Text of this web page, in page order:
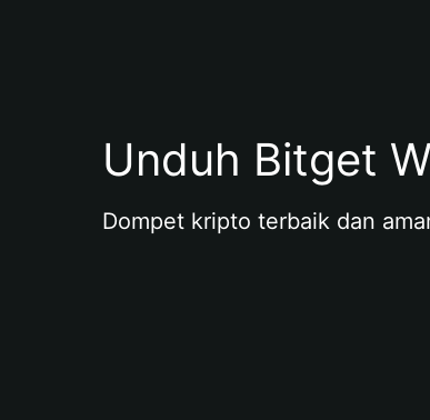
Unduh Bitget
Dompet kripto terbaik dan